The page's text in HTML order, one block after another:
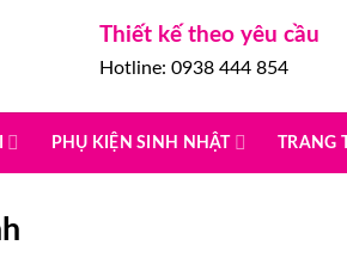
Thiết kế theo yêu cầu
Hotline: 0938 444 854
PHỤ KIỆN SINH NHẬT TRANG